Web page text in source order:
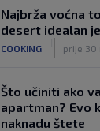
Najbrža voćna
desert idealan
COOKING prije 30
Što učiniti ako
apartman? Evo
naknadu štete